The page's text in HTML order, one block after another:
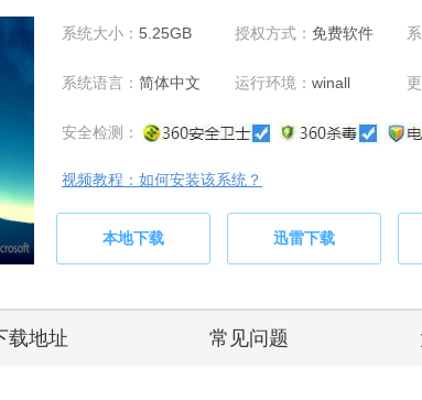
系统大小： 5.25GB 授权方式： 免费软件
系统语言： 简体中文 运行环境： winall
安全检测：
视频教程：如何安装该系统？
本地下载 迅雷下载
载地址 常见问题